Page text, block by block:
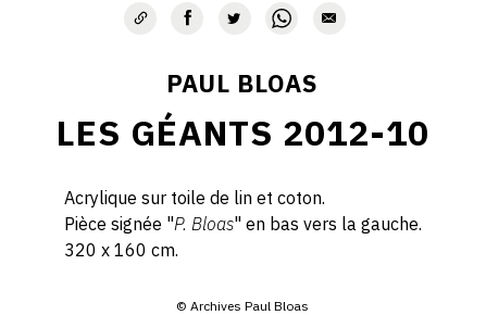
PAUL BLOAS
LES GÉANTS 2012-10
Acrylique sur toile de lin et coton.
Pièce signée "P. Bloas" en bas vers la gauche.
320 x 160 cm.
© Archives Paul Bloas